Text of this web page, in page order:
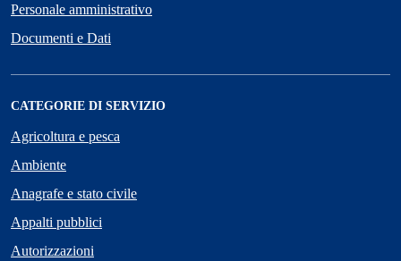
Personale amministrativo
Documenti e Dati
CATEGORIE DI SERVIZIO
Agricoltura e pesca
Ambiente
Anagrafe e stato civile
Appalti pubblici
Autorizzazioni